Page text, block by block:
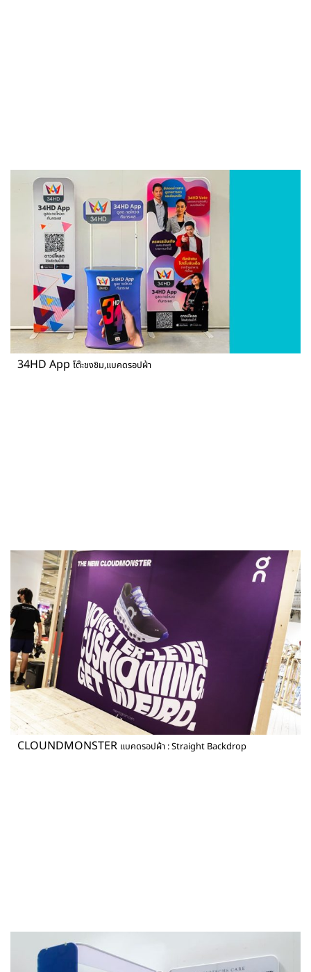
34HD App โต๊ะชงชิม,แบคดรอปผ้า
CLOUNDMONSTER แบคดรอปผ้า : Straight Backdrop